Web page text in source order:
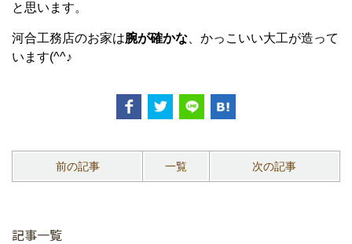
と思います。
河合工務店のお家は腕が確かな 、かっこいい大工が造って
います(^^♪
前の記事 一覧 次の記事
記事一覧